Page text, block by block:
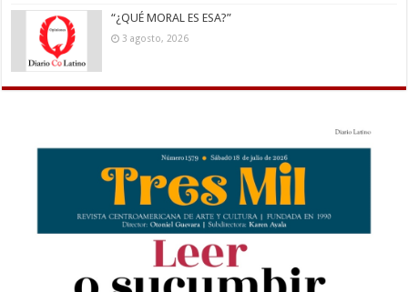
“¿QUÉ MORAL ES ESA?”
3 agosto, 2026